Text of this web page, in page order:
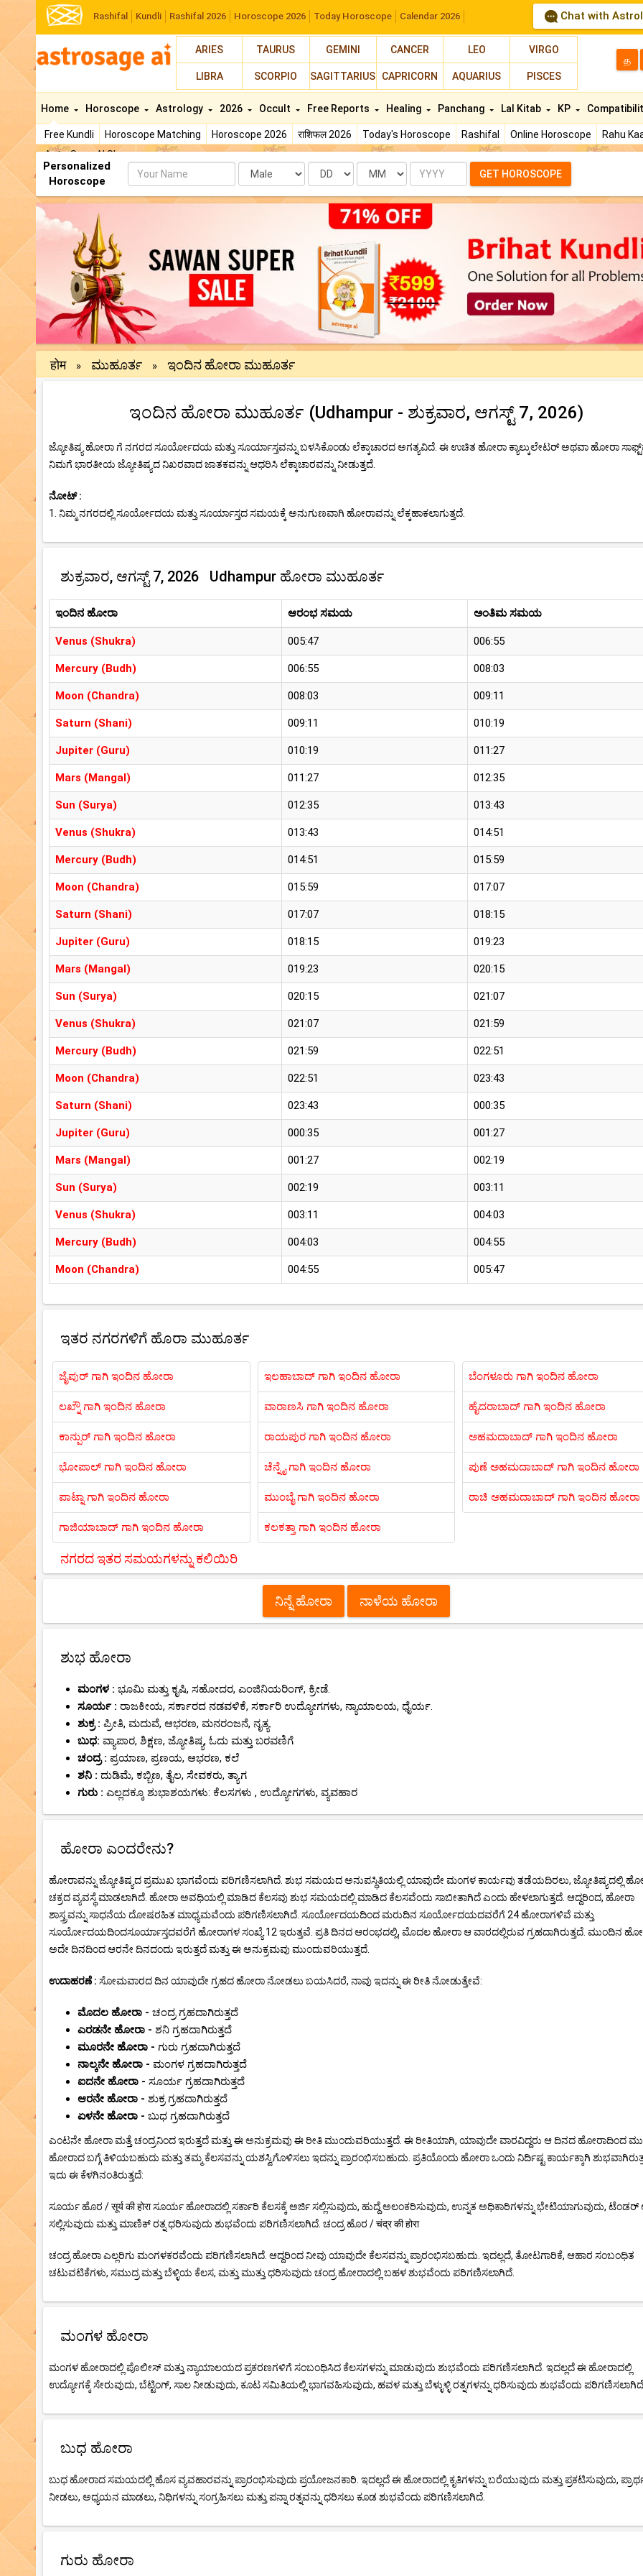
Rashifal Kundli Rashifal 2026 Horoscope 2026 Today Horoscope Calendar 2026 Chat with
ARIES TAURUS GEMINI CANCER LEO VIRGO
LIBRA SCORPIO SAGITTARIUS CAPRICORN AQUARIUS PISCES
த
Home
Free Kundli Horoscope Matching Horoscope 2026 राशिफल 2026 Today's Horoscope Rashifal Online Horoscope
Rahu
AstroSage AI Shop
Horoscope Astrology 2026 Occult Free Reports Healing Panchang Lal Kitab KP
Personalized
Horoscope
Name Date Month Year GET HOROSCOPE
होम » ಮುಹೂರ್ತ » ಇಂದಿನ ಹೋರಾ ಮುಹೂರ್ತ
ಇಂದಿನ ಹೋರಾ ಮುಹೂರ್ತ (Udhampur - ಶುಕ್ರವಾರ, ಆಗಸ್ಟ್ 7, 2026)
ಜ್ಯೋತಿಷ್ಯ ಹೋರಾ ಗೆ ನಗರದ ಸೂರ್ಯೋದಯ ಮತ್ತು ಸೂರ್ಯಾಸ್ತವನ್ನು ಬಳಸಿಕೊಂಡು ಲೆಕ್ಕಾಚಾರದ ಅಗತ್ಯವಿದೆ. ಈ ಉಚಿತ ಹೋರಾ ಕ್ಯಾಲ್ಕುಲೇಟರ್ ಅಥವಾ ಹೋರಾ
ನಿಮಗೆ ಭಾರತೀಯ ಜ್ಯೋತಿಷ್ಯದ ನಿಖರವಾದ ಜಾತಕವನ್ನು ಆಧರಿಸಿ ಲೆಕ್ಕಾಚಾರವನ್ನು ನೀಡುತ್ತದೆ.
ನೋಟ್ :
1. ನಿಮ್ಮ ನಗರದಲ್ಲಿ ಸೂರ್ಯೋದಯ ಮತ್ತು ಸೂರ್ಯಾಸ್ತದ ಸಮಯಕ್ಕೆ ಅನುಗುಣವಾಗಿ ಹೋರಾವನ್ನು ಲೆಕ್ಕಹಾಕಲಾಗುತ್ತದೆ.
ಶುಕ್ರವಾರ, ಆಗಸ್ಟ್ 7, 2026 Udhampur ಹೋರಾ ಮುಹೂರ್ತ
ಇಂದಿನ ಹೋರಾ ಆರಂಭ ಸಮಯ ಅಂತಿಮ ಸಮಯ
Venus (Shukra) 005:47 006:55
Mercury (Budh) 006:55 008:03
Moon (Chandra) 008:03 009:11
Saturn (Shani) 009:11 010:19
Jupiter (Guru) 010:19 011:27
Mars (Mangal) 011:27 012:35
Sun (Surya) 012:35 013:43
Venus (Shukra) 013:43 014:51
Mercury (Budh) 014:51 015:59
Moon (Chandra) 015:59 017:07
Saturn (Shani) 017:07 018:15
Jupiter (Guru) 018:15 019:23
Mars (Mangal) 019:23 020:15
Sun (Surya) 020:15 021:07
Venus (Shukra) 021:07 021:59
Mercury (Budh) 021:59 022:51
Moon (Chandra) 022:51 023:43
Saturn (Shani) 023:43 000:35
Jupiter (Guru) 000:35 001:27
Mars (Mangal) 001:27 002:19
Sun (Surya) 002:19 003:11
Venus (Shukra) 003:11 004:03
Mercury (Budh) 004:03 004:55
Moon (Chandra) 004:55 005:47
ಇತರ ನಗರಗಳಿಗೆ ಹೊರಾ ಮುಹೂರ್ತ
ಜೈಪುರ್ ಗಾಗಿ ಇಂದಿನ ಹೋರಾ
ಲಖ್ನೌ ಗಾಗಿ ಇಂದಿನ ಹೋರಾ
ಕಾನ್ಪುರ್ ಗಾಗಿ ಇಂದಿನ ಹೋರಾ
ಭೋಪಾಲ್ ಗಾಗಿ ಇಂದಿನ ಹೋರಾ
ಪಾಟ್ನಾ ಗಾಗಿ ಇಂದಿನ ಹೋರಾ
ಗಾಜಿಯಾಬಾದ್ ಗಾಗಿ ಇಂದಿನ ಹೋರಾ
ಇಲಹಾಬಾದ್ ಗಾಗಿ ಇಂದಿನ ಹೋರಾ
ವಾರಾಣಸಿ ಗಾಗಿ ಇಂದಿನ ಹೋರಾ
ರಾಯಪುರ ಗಾಗಿ ಇಂದಿನ ಹೋರಾ
ಚೆನ್ನೈ ಗಾಗಿ ಇಂದಿನ ಹೋರಾ
ಮುಂಬೈ ಗಾಗಿ ಇಂದಿನ ಹೋರಾ
ಕಲಕತ್ತಾ ಗಾಗಿ ಇಂದಿನ ಹೋರಾ
ಬೆಂಗಳೂರು ಗಾಗಿ ಇಂದಿನ ಹೋರಾ
ಹೈದರಾಬಾದ್ ಗಾಗಿ ಇಂದಿನ ಹೋರಾ
ಅಹಮದಾಬಾದ್ ಗಾಗಿ ಇಂದಿನ ಹೋರಾ
ಪುಣೆ ಅಹಮದಾಬಾದ್ ಗಾಗಿ ಇಂದಿನ ಹೋರಾ
ರಾಚಿ ಅಹಮದಾಬಾದ್ ಗಾಗಿ ಇಂದಿನ ಹೋರಾ
ನಗರದ ಇತರ ಸಮಯಗಳನ್ನು ಕಲಿಯಿರಿ
ನಿನ್ನೆ ಹೋರಾ ನಾಳೆಯ ಹೋರಾ
ಶುಭ ಹೋರಾ
ಮಂಗಳ : ಭೂಮಿ ಮತ್ತು ಕೃಷಿ, ಸಹೋದರ, ಎಂಜಿನಿಯರಿಂಗ್, ಕ್ರೀಡೆ.
ಸೂರ್ಯ : ರಾಜಕೀಯ, ಸರ್ಕಾರದ ನಡವಳಿಕೆ, ಸರ್ಕಾರಿ ಉದ್ಯೋಗಗಳು, ನ್ಯಾಯಾಲಯ, ಧೈರ್ಯ.
ಶುಕ್ರ : ಪ್ರೀತಿ, ಮದುವೆ, ಆಭರಣ, ಮನರಂಜನೆ, ನೃತ್ಯ.
ಬುಧ: ವ್ಯಾಪಾರ, ಶಿಕ್ಷಣ, ಜ್ಯೋತಿಷ್ಯ, ಓದು ಮತ್ತು ಬರವಣಿಗೆ
ಚಂದ್ರ : ಪ್ರಯಾಣ, ಪ್ರಣಯ, ಆಭರಣ, ಕಲೆ
ಶನಿ : ದುಡಿಮೆ, ಕಬ್ಬಿಣ, ತೈಲ, ಸೇವಕರು, ತ್ಯಾಗ
ಗುರು : ಎಲ್ಲದಕ್ಕೂ ಶುಭಾಶಯಗಳು: ಕೆಲಸಗಳು , ಉದ್ಯೋಗಗಳು, ವ್ಯವಹಾರ
ಹೋರಾ ಎಂದರೇನು?
ಹೋರಾವನ್ನು ಜ್ಯೋತಿಷ್ಯದ ಪ್ರಮುಖ ಭಾಗವೆಂದು ಪರಿಗಣಿಸಲಾಗಿದೆ. ಶುಭ ಸಮಯದ ಅನುಪಸ್ಥಿತಿಯಲ್ಲಿ ಯಾವುದೇ ಮಂಗಳ ಕಾರ್ಯವು ತಡೆಯದಿರಲು, ಜ್ಯೋತಿಷ್ಯದಲ್ಲಿ
ಚಕ್ರದ ವ್ಯವಸ್ಥೆ ಮಾಡಲಾಗಿದೆ. ಹೋರಾ ಅವಧಿಯಲ್ಲಿ ಮಾಡಿದ ಕೆಲಸವು ಶುಭ ಸಮಯದಲ್ಲಿ ಮಾಡಿದ ಕೆಲಸವೆಂದು ಸಾಬೀತಾಗಿದೆ ಎಂದು ಹೇಳಲಾಗುತ್ತದೆ. ಆದ್ದರಿಂದ, ಹೋರಾ
ಶಾಸ್ತ್ರವನ್ನು ಸಾಧನೆಯ ದೋಷರಹಿತ ಮಾಧ್ಯಮವೆಂದು ಪರಿಗಣಿಸಲಾಗಿದೆ. ಸೂರ್ಯೋದಯದಿಂದ ಮರುದಿನ ಸೂರ್ಯೋದಯದವರೆಗೆ 24 ಹೋರಾಗಳಿವೆ ಮತ್ತು
ಸೂರ್ಯೋದಯದಿಂದಸೂರ್ಯಾಸ್ತದವರೆಗೆ ಹೋರಾಗಳ ಸಂಖ್ಯೆ 12 ಇರುತ್ತವೆ. ಪ್ರತಿ ದಿನದ ಆರಂಭದಲ್ಲಿ, ಮೊದಲ ಹೋರಾ ಆ ವಾರದಲ್ಲಿರುವ ಗ್ರಹದಾಗಿರುತ್ತದೆ. ಮುಂದಿನ
ಅದೇ ದಿನದಿಂದ ಆರನೇ ದಿನದಂದು ಇರುತ್ತದೆ ಮತ್ತು ಈ ಅನುಕ್ರಮವು ಮುಂದುವರಿಯುತ್ತದೆ.
ಉದಾಹರಣೆ : ಸೋಮವಾರದ ದಿನ ಯಾವುದೇ ಗ್ರಹದ ಹೋರಾ ನೋಡಲು ಬಯಸಿದರೆ, ನಾವು ಇದನ್ನು ಈ ರೀತಿ ನೋಡುತ್ತೇವೆ:
ಮೊದಲ ಹೋರಾ - ಚಂದ್ರ ಗ್ರಹದಾಗಿರುತ್ತದೆ
ಎರಡನೇ ಹೋರಾ - ಶನಿ ಗ್ರಹದಾಗಿರುತ್ತದೆ
ಮೂರನೇ ಹೋರಾ - ಗುರು ಗ್ರಹದಾಗಿರುತ್ತದೆ
ನಾಲ್ಕನೇ ಹೋರಾ - ಮಂಗಳ ಗ್ರಹದಾಗಿರುತ್ತದೆ
ಐದನೇ ಹೋರಾ - ಸೂರ್ಯ ಗ್ರಹದಾಗಿರುತ್ತದೆ
ಆರನೇ ಹೋರಾ - ಶುಕ್ರ ಗ್ರಹದಾಗಿರುತ್ತದೆ
ಏಳನೇ ಹೋರಾ - ಬುಧ ಗ್ರಹದಾಗಿರುತ್ತದೆ
ಎಂಟನೇ ಹೋರಾ ಮತ್ತೆ ಚಂದ್ರನಿಂದ ಇರುತ್ತದೆ ಮತ್ತು ಈ ಅನುಕ್ರಮವು ಈ ರೀತಿ ಮುಂದುವರಿಯುತ್ತದೆ. ಈ ರೀತಿಯಾಗಿ, ಯಾವುದೇ ವಾರವಿದ್ದರು ಆ ದಿನದ ಹೋರಾದಿಂದ
ಹೋರಾದ ಬಗ್ಗೆ ತಿಳಿಯಬಹುದು ಮತ್ತು ತಮ್ಮ ಕೆಲಸವನ್ನು ಯಶಸ್ವಿಗೊಳಿಸಲು ಇದನ್ನು ಪ್ರಾರಂಭಿಸಬಹುದು. ಪ್ರತಿಯೊಂದು ಹೋರಾ ಒಂದು ನಿರ್ದಿಷ್ಟ ಕಾರ್ಯಕ್ಕಾಗಿ
ಇದು ಈ ಕೆಳಗಿನಂತಿರುತ್ತದೆ:
ಸೂರ್ಯ ಹೊರ / सूर्य की होरा ಸೂರ್ಯ ಹೋರಾದಲ್ಲಿ ಸರ್ಕಾರಿ ಕೆಲಸಕ್ಕೆ ಅರ್ಜಿ ಸಲ್ಲಿಸುವುದು, ಹುದ್ದೆ ಅಲಂಕರಿಸುವುದು, ಉನ್ನತ ಅಧಿಕಾರಿಗಳನ್ನು ಭೇಟಿಯಾಗುವುದು,
ಸಲ್ಲಿಸುವುದು ಮತ್ತು ಮಾಣಿಕ್ ರತ್ನ ಧರಿಸುವುದು ಶುಭವೆಂದು ಪರಿಗಣಿಸಲಾಗಿದೆ. ಚಂದ್ರ ಹೊರ / चंद्र की होरा
ಚಂದ್ರ ಹೋರಾ ಎಲ್ಲರಿಗು ಮಂಗಳಕರವೆಂದು ಪರಿಗಣಿಸಲಾಗಿದೆ. ಆದ್ದರಿಂದ ನೀವು ಯಾವುದೇ ಕೆಲಸವನ್ನು ಪ್ರಾರಂಭಿಸಬಹುದು. ಇದಲ್ಲದೆ, ತೋಟಗಾರಿಕೆ, ಆಹಾರ ಸಂಬಂಧಿತ
ಚಟುವಟಿಕೆಗಳು, ಸಮುದ್ರ ಮತ್ತು ಬೆಳ್ಳಿಯ ಕೆಲಸ, ಮತ್ತು ಮುತ್ತು ಧರಿಸುವುದು ಚಂದ್ರ ಹೋರಾದಲ್ಲಿ ಬಹಳ ಶುಭವೆಂದು ಪರಿಗಣಿಸಲಾಗಿದೆ.
ಮಂಗಳ ಹೋರಾ
ಮಂಗಳ ಹೋರಾದಲ್ಲಿ ಪೊಲೀಸ್ ಮತ್ತು ನ್ಯಾಯಾಲಯದ ಪ್ರಕರಣಗಳಿಗೆ ಸಂಬಂಧಿಸಿದ ಕೆಲಸಗಳನ್ನು ಮಾಡುವುದು ಶುಭವೆಂದು ಪರಿಗಣಿಸಲಾಗಿದೆ. ಇದಲ್ಲದೆ ಈ ಹೋರಾದಲ್ಲಿ
ಉದ್ಯೋಗಕ್ಕೆ ಸೇರುವುದು, ಬೆಟ್ಟಿಂಗ್, ಸಾಲ ನೀಡುವುದು, ಕೂಟ ಸಮಿತಿಯಲ್ಲಿ ಭಾಗವಹಿಸುವುದು, ಹವಳ ಮತ್ತು ಬೆಳ್ಳುಳ್ಳಿ ರತ್ನಗಳನ್ನು ಧರಿಸುವುದು ಶುಭವೆಂದು
ಬುಧ ಹೋರಾ
ಬುಧ ಹೋರಾದ ಸಮಯದಲ್ಲಿ ಹೊಸ ವ್ಯವಹಾರವನ್ನು ಪ್ರಾರಂಭಿಸುವುದು ಪ್ರಯೋಜನಕಾರಿ. ಇದಲ್ಲದೆ ಈ ಹೋರಾದಲ್ಲಿ ಕೃತಿಗಳನ್ನು ಬರೆಯುವುದು ಮತ್ತು ಪ್ರಕಟಿಸುವುದು,
ನೀಡಲು, ಅಧ್ಯಯನ ಮಾಡಲು, ನಿಧಿಗಳನ್ನು ಸಂಗ್ರಹಿಸಲು ಮತ್ತು ಪನ್ನಾ ರತ್ನವನ್ನು ಧರಿಸಲು ಕೂಡ ಶುಭವೆಂದು ಪರಿಗಣಿಸಲಾಗಿದೆ.
ಗುರು ಹೋರಾ